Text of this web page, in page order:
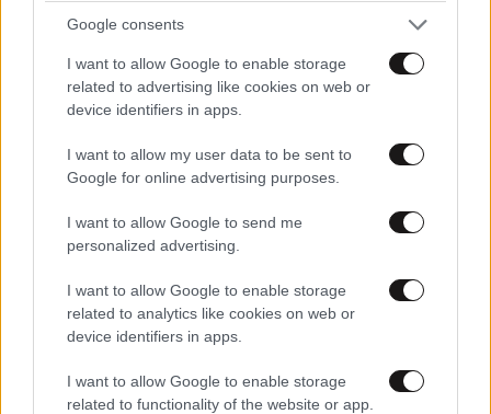
Google consents
I want to allow Google to enable storage
related to advertising like cookies on web or
device identifiers in apps.
I want to allow my user data to be sent to
Google for online advertising purposes.
I want to allow Google to send me
personalized advertising.
I want to allow Google to enable storage
related to analytics like cookies on web or
device identifiers in apps.
I want to allow Google to enable storage
related to functionality of the website or app.